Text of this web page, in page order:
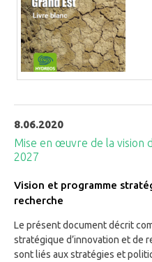
8.06.2020
Mise en œuvre de la vision
2027
Vision et programme
recherche
Le présent document décrit
stratégique d’innovation et de
sont liés aux stratégies et